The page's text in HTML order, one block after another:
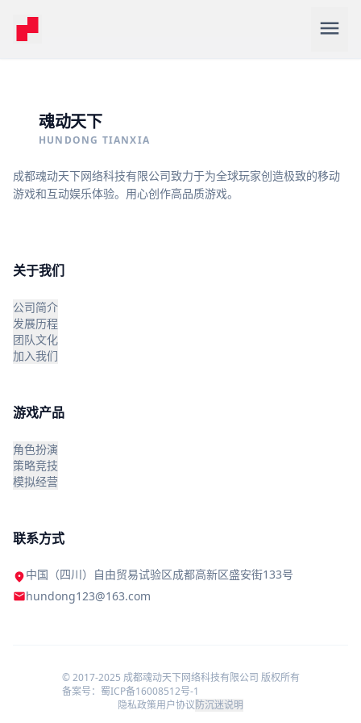
menu
魂动天下
HUNDONG TIANXIA
成都魂动天下网络科技有限公司致力于为全球玩家创造极致的移动
游戏和互动娱乐体验。用心创作高品质游戏。
关于我们
公司简介
发展历程
团队文化
加入我们
游戏产品
角色扮演
策略竞技
模拟经营
联系方式
location_on中国（四川）自由贸易试验区成都高新区盛安街133号
emailhundong123@163.com
© 2017-2025 成都魂动天下网络科技有限公司 版权所有
备案号：蜀ICP备16008512号-1
隐私政策用户协议防沉迷说明